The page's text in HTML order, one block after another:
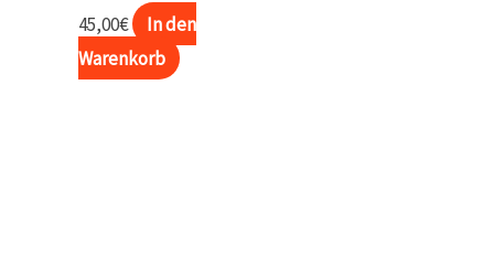
45,00€
In den
Warenkorb